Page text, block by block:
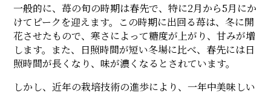
一般的に、苺の旬の時期は春先で、特に2月から5月にか
けてピークを迎えます。この時期に出回る苺は、冬に開
花させたもので、寒さによって糖度が上がり、甘みが増
します。また、日照時間が短い冬場に比べ、春先には日
照時間が長くなり、味が濃くなるとされています。
しかし、近年の栽培技術の進歩により、一年中美味しい